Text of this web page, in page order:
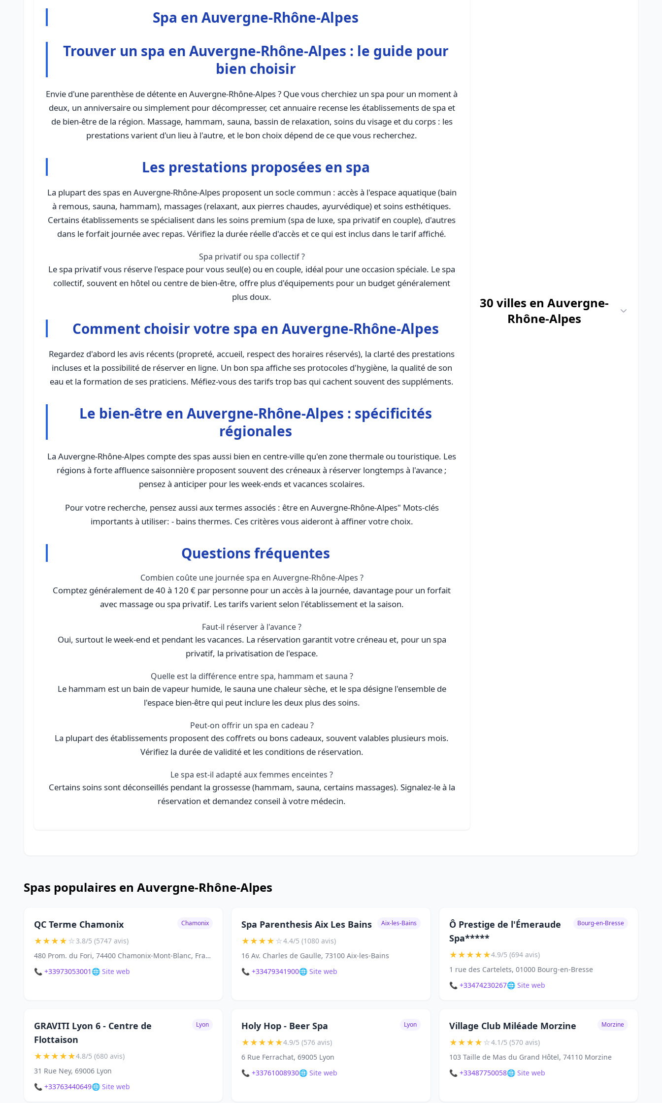
Spa en Auvergne-Rhône-Alpes
Trouver un spa en Auvergne-Rhône-Alpes : le guide pour
bien choisir
Envie d'une parenthèse de détente en Auvergne-Rhône-Alpes ? Que vous cherchiez un spa pour un moment à
deux, un anniversaire ou simplement pour décompresser, cet annuaire recense les établissements de spa et
de bien-être de la région. Massage, hammam, sauna, bassin de relaxation, soins du visage et du corps : les
prestations varient d'un lieu à l'autre, et le bon choix dépend de ce que vous recherchez.
Les prestations proposées en spa
La plupart des spas en Auvergne-Rhône-Alpes proposent un socle commun : accès à l'espace aquatique (bain
à remous, sauna, hammam), massages (relaxant, aux pierres chaudes, ayurvédique) et soins esthétiques.
Certains établissements se spécialisent dans les soins premium (spa de luxe, spa privatif en couple), d'autres
dans le forfait journée avec repas. Vérifiez la durée réelle d'accès et ce qui est inclus dans le tarif affiché.
Spa privatif ou spa collectif ?
Le spa privatif vous réserve l'espace pour vous seul(e) ou en couple, idéal pour une occasion spéciale. Le spa
collectif, souvent en hôtel ou centre de bien-être, offre plus d'équipements pour un budget généralement
plus doux.
Comment choisir votre spa en Auvergne-Rhône-Alpes
Regardez d'abord les avis récents (propreté, accueil, respect des horaires réservés), la clarté des prestations
incluses et la possibilité de réserver en ligne. Un bon spa affiche ses protocoles d'hygiène, la qualité de son
eau et la formation de ses praticiens. Méfiez-vous des tarifs trop bas qui cachent souvent des suppléments.
Le bien-être en Auvergne-Rhône-Alpes : spécificités
régionales
La Auvergne-Rhône-Alpes compte des spas aussi bien en centre-ville qu'en zone thermale ou touristique. Les
régions à forte affluence saisonnière proposent souvent des créneaux à réserver longtemps à l'avance ;
pensez à anticiper pour les week-ends et vacances scolaires.
Pour votre recherche, pensez aussi aux termes associés : être en Auvergne-Rhône-Alpes" Mots-clés
importants à utiliser: - bains thermes. Ces critères vous aideront à affiner votre choix.
Questions fréquentes
Combien coûte une journée spa en Auvergne-Rhône-Alpes ?
Comptez généralement de 40 à 120 € par personne pour un accès à la journée, davantage pour un forfait
avec massage ou spa privatif. Les tarifs varient selon l'établissement et la saison.
Faut-il réserver à l'avance ?
Oui, surtout le week-end et pendant les vacances. La réservation garantit votre créneau et, pour un spa
privatif, la privatisation de l'espace.
Quelle est la différence entre spa, hammam et sauna ?
Le hammam est un bain de vapeur humide, le sauna une chaleur sèche, et le spa désigne l'ensemble de
l'espace bien-être qui peut inclure les deux plus des soins.
Peut-on offrir un spa en cadeau ?
La plupart des établissements proposent des coffrets ou bons cadeaux, souvent valables plusieurs mois.
Vérifiez la durée de validité et les conditions de réservation.
Le spa est-il adapté aux femmes enceintes ?
Certains soins sont déconseillés pendant la grossesse (hammam, sauna, certains massages). Signalez-le à la
réservation et demandez conseil à votre médecin.
30 villes en Auvergne-
Rhône-Alpes
Spas populaires en Auvergne-Rhône-Alpes
QC Terme Chamonix Chamonix
★★★★☆3.8/5 (5747 avis)
480 Prom. du Fori, 74400 Chamonix-Mont-Blanc, France
📞 +33973053001 🌐 Site web
Spa Parenthesis Aix Les Bains Aix-les-Bains
★★★★☆4.4/5 (1080 avis)
16 Av. Charles de Gaulle, 73100 Aix-les-Bains
📞 +33479341900🌐 Site web
Ô Prestige de l'Émeraude
Spa*****
Bourg-en-Bresse
★★★★★4.9/5 (694 avis)
1 rue des Cartelets, 01000 Bourg-en-Bresse
📞 +33474230267🌐 Site web
GRAVITI Lyon 6 - Centre de
Flottaison
Lyon
★★★★★4.8/5 (680 avis)
31 Rue Ney, 69006 Lyon
📞 +33763440649🌐 Site web
Holy Hop - Beer Spa Lyon
★★★★★4.9/5 (576 avis)
6 Rue Ferrachat, 69005 Lyon
📞 +33761008930🌐 Site web
Village Club Miléade Morzine Morzine
★★★★☆4.1/5 (570 avis)
103 Taille de Mas du Grand Hôtel, 74110 Morzine
📞 +33487750058🌐 Site web